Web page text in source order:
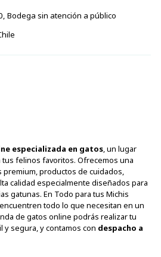
Bodega sin atención a público
especializada en gatos, un lugar
felinos favoritos. Ofrecemos una
premium, productos de cuidados,
calidad especialmente diseñados para
gatunas. En Todo para tus Michis
todo lo que necesitan en un
de gatos online podrás realizar tu
y segura, y contamos con despacho a